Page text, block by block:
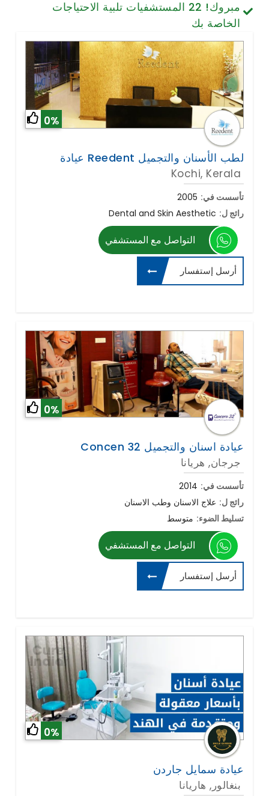
تصميم الأسنان والابتسامة
الخلايا الجذعية / الطب التجديدي
العمود الفقري وآلام الظهر
أمراض الرئة
الجراحة العامة
مبروك! 22 المستشفيات تلبية الاحتياجات
الخاصة بك
0%
Kochi, Kerala
تأسست في: 2005
رائج ل: Dental and Skin Aesthetic
التواصل مع المستشفي
أرسل إستفسار
0%
Concen 32 عيادة اسنان والتجميل
جرجان, هريانا
تأسست في: 2014
رائج ل: علاج الاسنان وطب الاسنان
تسليط الضوء: متوسط
التواصل مع المستشفي
أرسل إستفسار
0%
عيادة سمايل جاردن
بنغالور, هاريانا